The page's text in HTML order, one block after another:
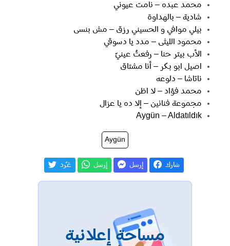
محمد عبده – نامت عيوني
شادية – بالهداوة
بيلي موافي و الحسيني رزق – مش بنسى
محمود الليثى – مدد يا دسوقي
الأب بيتر حنا – رفعتُ عينيّ
اصيل ابو بكر – أنا مشتاق
ناتاشا – دلوعه
محمد فؤاد – لا اظن
مجموعة فنانين – إلا ده يا عزال
Aygün – Aldatıldık
Aygün
شارك إرسل إرسل غـّرد
مساحة إعلانية